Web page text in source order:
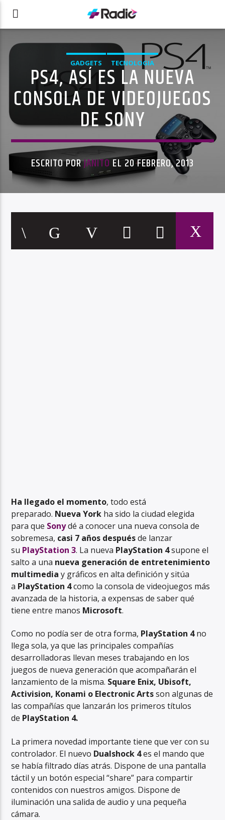
GADGETS TECNOLOGIA
PS4, ASÍ ES LA NUEVA
CONSOLA DE VIDEOJUEGOS
DE SONY
ESCRITO PORJANITOEL 20 FEBRERO, 2013
Ha llegado el momento, todo está
preparado. Nueva York ha sido la ciudad elegida
para que Sonydé a conocer una nueva consola de
sobremesa, casi 7 años despuésde lanzar
su PlayStation 3. La nueva PlayStation 4supone el
salto a una nueva generación de entretenimiento
multimedia y gráficos en alta definición y sitúa
a PlayStation 4como la consola de videojuegos más
avanzada de la historia, a expensas de saber qué
tiene entre manos Microsoft.
Como no podía ser de otra forma, PlayStation 4no
llega sola, ya que las principales compañías
desarrolladoras llevan meses trabajando en los
juegos de nueva generación que acompañarán el
lanzamiento de la misma. Square Enix, Ubisoft,
Activision, Konami o Electronic Artsson algunas de
las compañías que lanzarán los primeros títulos
de PlayStation 4.
La primera novedad importante tiene que ver con su
controlador. El nuevo Dualshock 4es el mando que
se había filtrado días atrás. Dispone de una pantalla
táctil y un botón especial “share” para compartir
contenidos con nuestros amigos. Dispone de
iluminación una salida de audio y una pequeña
cámara.